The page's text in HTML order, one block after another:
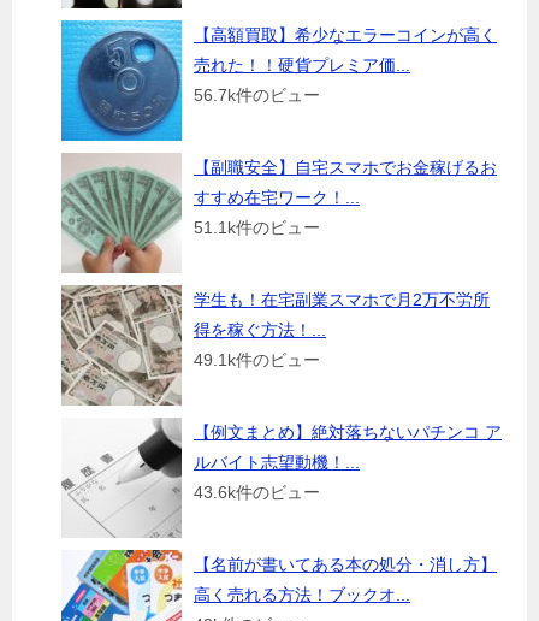
【高額買取】希少なエラーコインが高く
売れた！！硬貨プレミア価...
56.7k件のビュー
【副職安全】自宅スマホでお金稼げるお
すすめ在宅ワーク！...
51.1k件のビュー
学生も！在宅副業スマホで月2万不労所
得を稼ぐ方法！...
49.1k件のビュー
【例文まとめ】絶対落ちないパチンコ ア
ルバイト志望動機！...
43.6k件のビュー
【名前が書いてある本の処分・消し方】
高く売れる方法！ブックオ...